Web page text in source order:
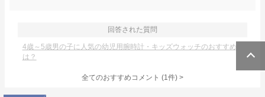
回答された質問
4歳～5歳男の子に人気の幼児用腕時計・キッズウォッチのおすすめ
は？
全てのおすすめコメント (1件) >